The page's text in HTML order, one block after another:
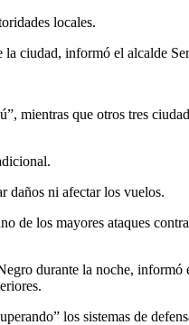
locales.
la ciudad, informó el alcalde
mientras que otros tres
daños ni afectar los vuelos.
de los mayores ataques
durante la noche,
los sistemas de